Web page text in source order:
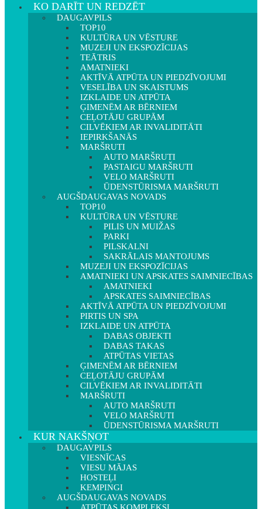
KO DARĪT UN REDZĒT
DAUGAVPILS
TOP10
KULTŪRA UN VĒSTURE
MUZEJI UN EKSPOZĪCIJAS
TEĀTRIS
AMATNIEKI
AKTĪVĀ ATPŪTA UN PIEDZĪVOJUMI
VESELĪBA UN SKAISTUMS
IZKLAIDE UN ATPŪTA
ĢIMENĒM AR BĒRNIEM
CEĻOTĀJU GRUPĀM
CILVĒKIEM AR INVALIDITĀTI
IEPIRKŠANĀS
MARŠRUTI
AUTO MARŠRUTI
PASTAIGU MARŠRUTI
VELO MARŠRUTI
ŪDENSTŪRISMA MARŠRUTI
AUGŠDAUGAVAS NOVADS
TOP10
KULTŪRA UN VĒSTURE
PILIS UN MUIŽAS
PARKI
PILSKALNI
SAKRĀLAIS MANTOJUMS
MUZEJI UN EKSPOZĪCIJAS
AMATNIEKI UN APSKATES SAIMNIECĪBAS
AMATNIEKI
APSKATES SAIMNIECĪBAS
AKTĪVĀ ATPŪTA UN PIEDZĪVOJUMI
PIRTIS UN SPA
IZKLAIDE UN ATPŪTA
DABAS OBJEKTI
DABAS TAKAS
ATPŪTAS VIETAS
ĢIMENĒM AR BĒRNIEM
CEĻOTĀJU GRUPĀM
CILVĒKIEM AR INVALIDITĀTI
MARŠRUTI
AUTO MARŠRUTI
VELO MARŠRUTI
ŪDENSTŪRISMA MARŠRUTI
KUR NAKŠŅOT
DAUGAVPILS
VIESNĪCAS
VIESU MĀJAS
HOSTEĻI
KEMPINGI
AUGŠDAUGAVAS NOVADS